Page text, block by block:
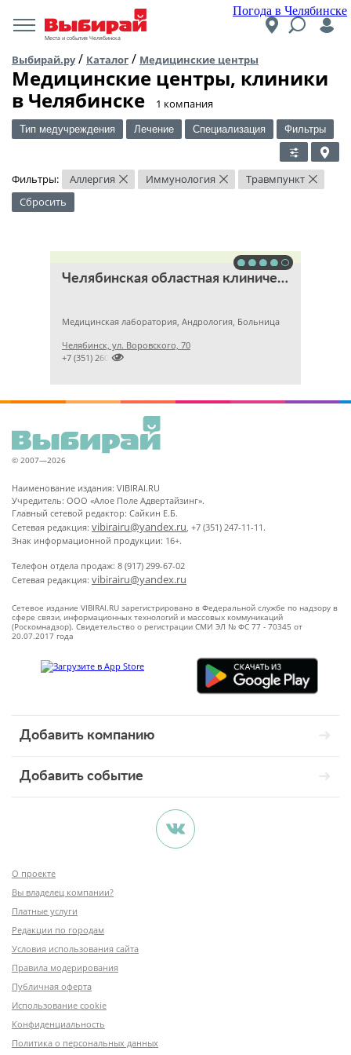
Погода в Челябинске
Места и события Челябинска
Выбирай.ру/ Каталог / Медицинские центры
Медицинские центры, клиники
в Челябинске
​1 компания
Тип медучреждения Лечение Специализация Фильтры
Фильтры: Аллергия × Иммунология × Травмпункт ×
Сбросить
Челябинская областная клиническая больница
Медицинская лаборатория, Андрология, Больница
Челябинск, ул. Воровского, 70

+7 (351) 2609824
© 2007—2026
Наименование издания: VIBIRAI.RU
Учредитель: ООО «Алое Поле Адвертайзинг».
Главный сетевой редактор: Сайкин Е.Б.
Сетевая редакция: vibirairu@yandex.ru, +7 (351) 247-11-11.
Знак информационной продукции: 16+.
Телефон отдела продаж: 8 (917) 299-67-02
Сетевая редакция: vibirairu@yandex.ru
Сетевое издание VIBIRAI.RU зарегистрировано в Федеральной службе по надзору в
сфере связи, информационных технологий и массовых коммуникаций
(Роскомнадзор). Свидетельство о регистрации СМИ ЭЛ № ФС 77 - 70345 от
20.07.2017 года
Добавить компанию
Добавить событие
О проекте
Вы владелец компании?
Платные услуги
Редакции по городам
Условия использования сайта
Правила модерирования
Публичная оферта
Использование cookie
Конфиденциальность
Политика о персональных данных